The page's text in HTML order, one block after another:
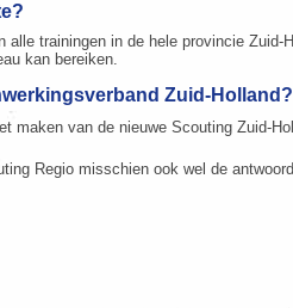
trainingen in de hele provincie
kan bereiken.
Zuid-Holland?
van de nieuwe Scouting Zuid-
Regio misschien ook wel de